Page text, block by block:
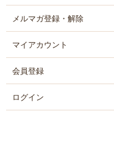
メルマガ登録・解除
マイアカウント
会員登録
ログイン